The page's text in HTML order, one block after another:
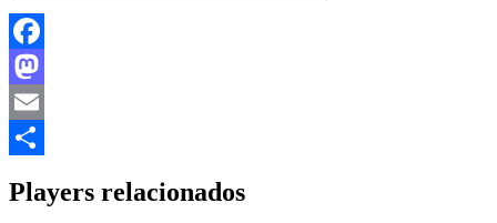
Facebook
Mastodon
Email
Players relacionados